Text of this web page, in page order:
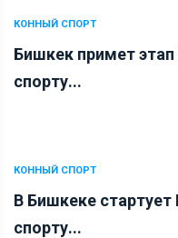
КОННЫЙ СПОРТ
Бишкек примет
спорту...
КОННЫЙ СПОРТ
В Бишкеке
спорту...